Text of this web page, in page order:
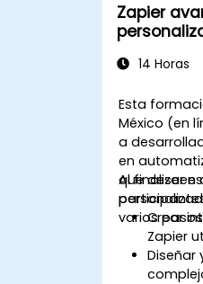
Zapier
14 Horas
Esta
México (en
a
en
que deseen
varios
Al finalizar
Crear
Zapier
Diseñar